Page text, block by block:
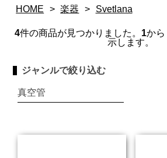
HOME > 楽器 > Svetlana
4件の商品が見つかりました。 1から
示します。
ジャンルで絞り込む
真空管